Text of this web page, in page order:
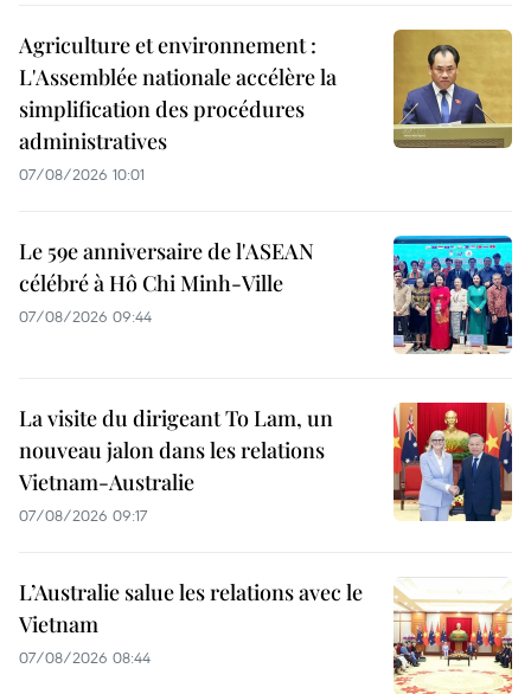
Agriculture et environnement :
L'Assemblée nationale accélère la
simplification des procédures
administratives
07/08/2026 10:01
Le 59e anniversaire de l'ASEAN
célébré à Hô Chi Minh-Ville
07/08/2026 09:44
La visite du dirigeant To Lam, un
nouveau jalon dans les relations
Vietnam-Australie
07/08/2026 09:17
L’Australie salue les relations avec le
Vietnam
07/08/2026 08:44